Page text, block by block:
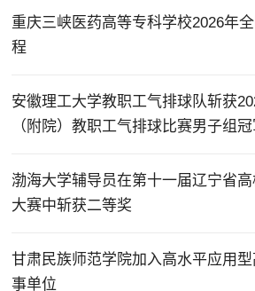
重庆三峡医药高等专科学校2026年
程
安徽理工大学教职工气排球队斩获
（附院）教职工气排球比赛男子组冠
渤海大学辅导员在第十一届辽宁省
大赛中斩获二等奖
甘肃民族师范学院加入高水平应用
事单位